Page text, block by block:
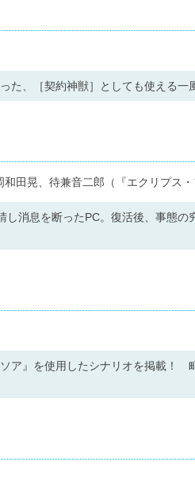
た、［契約神獣］としても使える
田晃、待兼音二郎（『エクリプス・
消息を断ったPC。復活後、事態
ア』を使用したシナリオを掲載！